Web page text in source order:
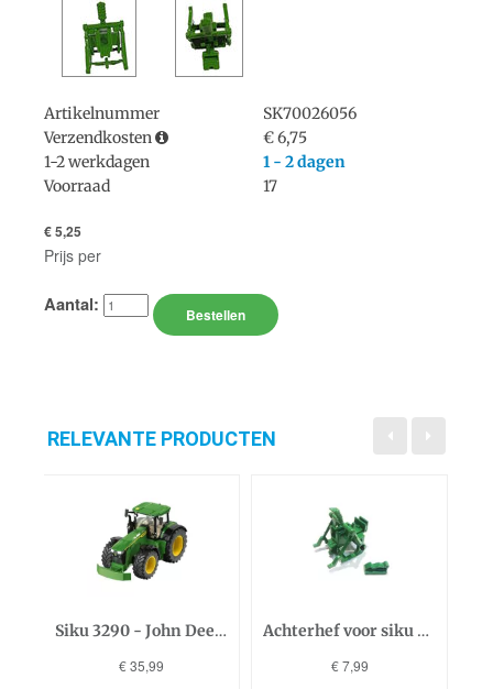
Artikelnummer
SK70026056
Verzendkosten
€6,75
1-2 werkdagen
1 - 2 dagen
Voorraad
17
€ 5,25
Prijs per
Aantal: Bestellen
RELEVANTE PRODUCTEN
Siku 3290 - John Deere 8...
€ 35,99
Achterhef voor siku remo...
€ 7,99